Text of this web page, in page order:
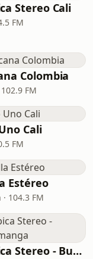
Stereo Cali
FM
Colombia
FM
Cali
FM
Estéreo
104.3 FM
Olímpica Stereo - Bucaramanga